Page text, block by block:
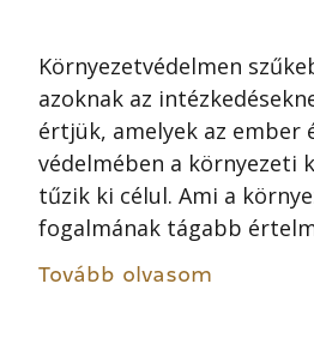
Környezetvédelmen
azoknak az
értjük, amelyek az ember
védelmében a környezeti
tűzik ki célul. Ami a
fogalmának tágabb
Tovább olvasom